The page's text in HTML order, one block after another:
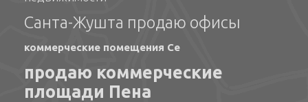
Санта-Жушта продаю офисы
коммерческие помещения Се
продаю коммерческие
площади Пена